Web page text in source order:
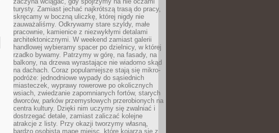
turysty. Zamiast jechać najkrótszą trasą do pracy,
skręcamy w boczną uliczkę, której nigdy nie
zauważaliśmy. Odkrywamy stare szyldy, małe
pracownie, kamienice z niezwykłymi detalami
architektonicznymi. W weekend zamiast galerii
handlowej wybieramy spacer po dzielnicy, w której
rzadko bywamy. Patrzymy w górę, na fasady, na
balkony, na drzewa wyrastające nie wiadomo skąd
na dachach. Coraz popularniejsze stają się mikro-
podróże: jednodniowe wypady do sąsiednich
miasteczek, wyprawy rowerowe po okolicznych
wsiach, zwiedzanie zapomnianych fortów, starych
dworców, parków przemysłowych przerobionych na
centra kultury. Dzięki nim uczymy się zwalniać i
dostrzegać detale, zamiast zaliczać kolejne
atrakcje z listy. Przy okazji tworzymy własną,
bardzo osobistą mapę miejsc, które kojarzą się z